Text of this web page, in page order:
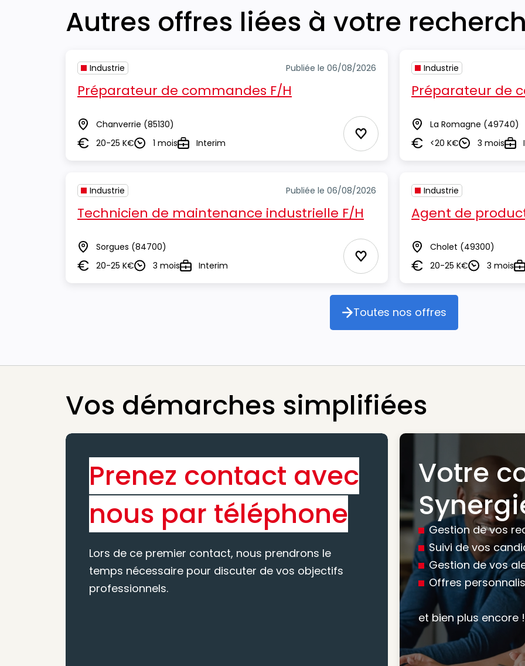
Autres offres liées à votre
Industrie Publiée le 06/08/2026
Préparateur de commandes F/H
Lieu Chanverrie (85130)
Salaire20-25 K€Durée1 moisTypeInterim Ajouter aux Favoris
Industrie
Préparateur de
Lieu La Romagne (49740)
Salaire<20 K€Durée3 mois
Industrie Publiée le 06/08/2026
Technicien de maintenance industrielle F/H
Lieu Sorgues (84700)
Salaire20-25 K€Durée3 moisTypeInterim Ajouter aux Favoris
Industrie
Agent de
Lieu Cholet (49300)
Salaire20-25 K€Durée3 mois
Toutes nos offres
Toutes nos offres
Vos démarches simplifiées
Prenez contact avec
nous par téléphone
Lors de ce premier contact, nous prendrons le
temps nécessaire pour discuter de vos objectifs
professionnels.
Nous vous
votre recherche,
mesure pour
atteindre vos
Votre
Gestion de vos
Suivi de vos
Gestion de vos
Offres
et bien plus encore !